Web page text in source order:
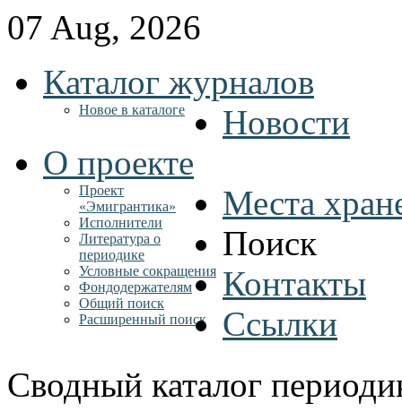
07 Aug, 2026
Каталог журналов
Новое в каталоге
Новости
О проекте
Проект
«Эмигрантика»
Исполнители
Литература о
периодике
Условные сокращения
Фондодержателям
Места
Поиск
Общий поиск
Расширенный поиск
Контакты
Ссылки
Сводный каталог